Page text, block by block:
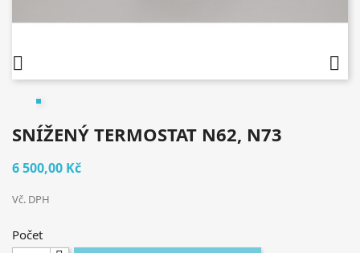
 
SNÍŽENÝ TERMOSTAT N62, N73
6 500,00 Kč
Vč. DPH
Počet